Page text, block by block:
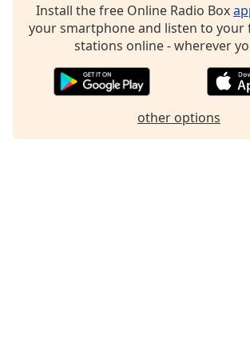
Install the free Online Radio Box
your smartphone and listen to your
stations online - wherever
other options